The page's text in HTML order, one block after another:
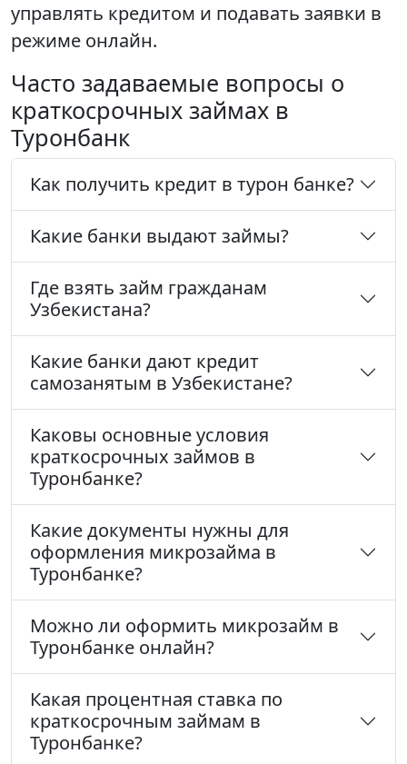
управлять кредитом и подавать заявки в
режиме онлайн.
Часто задаваемые вопросы о
краткосрочных займах в
Туронбанк
Как получить кредит в турон банке?
Какие банки выдают займы?
Где взять займ гражданам
Узбекистана?
Какие банки дают кредит
самозанятым в Узбекистане?
Каковы основные условия
краткосрочных займов в
Туронбанке?
Какие документы нужны для
оформления микрозайма в
Туронбанке?
Можно ли оформить микрозайм в
Туронбанке онлайн?
Какая процентная ставка по
краткосрочным займам в
Туронбанке?